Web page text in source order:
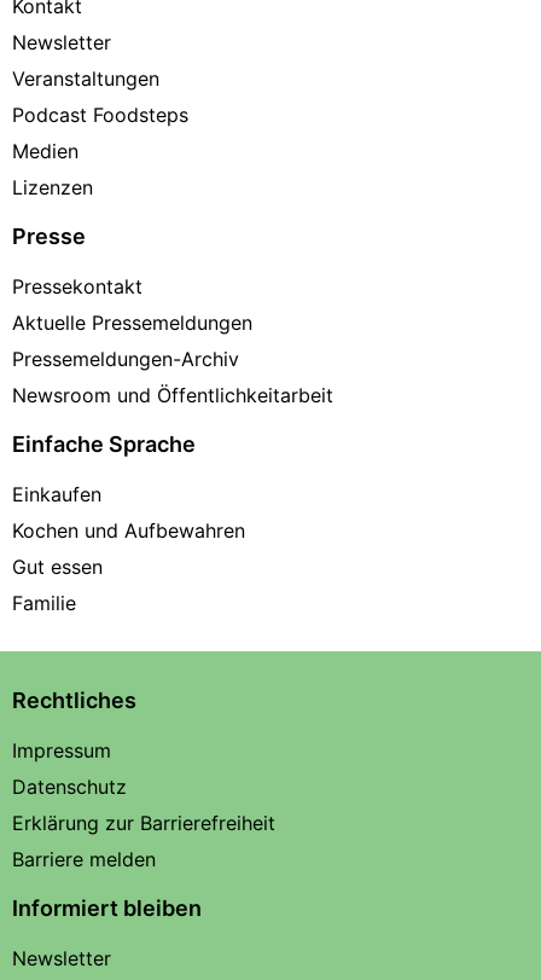
Kontakt
Newsletter
Veranstaltungen
Podcast Foodsteps
Medien
Lizenzen
Presse
Pressekontakt
Aktuelle Pressemeldungen
Pressemeldungen-Archiv
Newsroom und Öffentlichkeitarbeit
Einfache Sprache
Einkaufen
Kochen und Aufbewahren
Gut essen
Familie
Rechtliches
Impressum
Datenschutz
Erklärung zur Barrierefreiheit
Barriere melden
Informiert bleiben
Newsletter